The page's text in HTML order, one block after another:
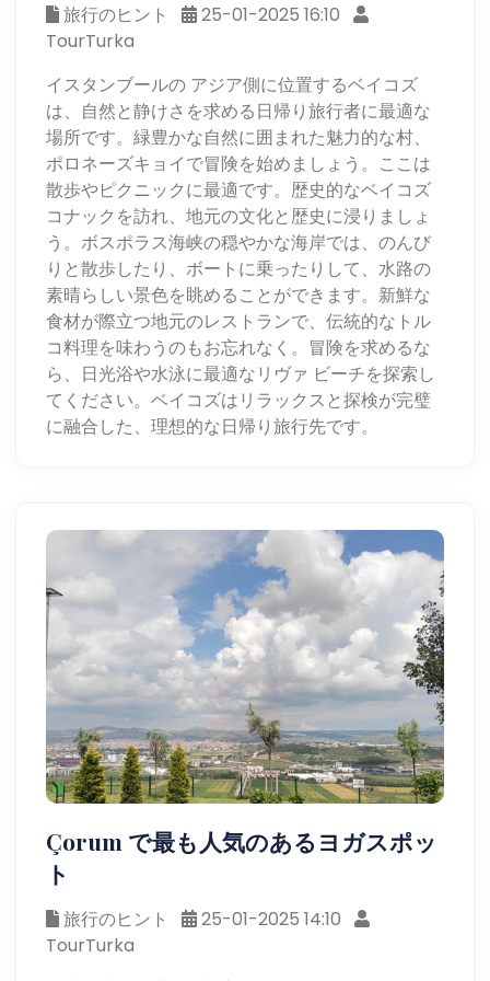
旅行のヒント
25-01-2025 16:10
TourTurka
イスタンブールの アジア側に位置するベイコズ
は、自然と静けさを求める日帰り旅行者に最適な
場所です。緑豊かな自然に囲まれた魅力的な村、
ポロネーズキョイで冒険を始めましょう。ここは
散歩やピクニックに最適です。歴史的なベイコズ
コナックを訪れ、地元の文化と歴史に浸りましょ
う。ボスポラス海峡の穏やかな海岸では、のんび
りと散歩したり、ボートに乗ったりして、水路の
素晴らしい景色を眺めることができます。新鮮な
食材が際立つ地元のレストランで、伝統的なトル
コ料理を味わうのもお忘れなく。冒険を求めるな
ら、日光浴や水泳に最適なリヴァ ビーチを探索し
てください。ベイコズはリラックスと探検が完璧
に融合した、理想的な日帰り旅行先です。
Çorum で最も人気のあるヨガスポッ
ト
旅行のヒント
25-01-2025 14:10
TourTurka